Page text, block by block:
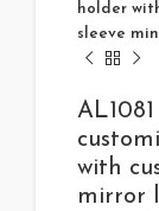
holder
sleeve
with
mirror